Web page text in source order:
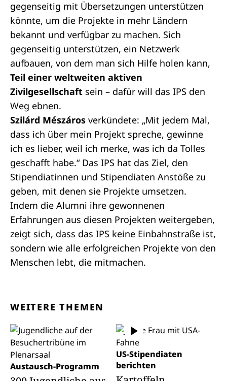
gegenseitig mit Übersetzungen unterstützen
könnte, um die Projekte in mehr Ländern
bekannt und verfügbar zu machen. Sich
gegenseitig unterstützen, ein Netzwerk
aufbauen, von dem man sich Hilfe holen kann,
Teil einer weltweiten aktiven
Zivilgesellschaft sein – dafür will das IPS den
Weg ebnen.
Szilárd Mészáros verkündete: „Mit jedem Mal,
dass ich über mein Projekt spreche, gewinne
ich es lieber, weil ich merke, was ich da Tolles
geschafft habe.“ Das IPS hat das Ziel, den
Stipendiatinnen und Stipendiaten Anstöße zu
geben, mit denen sie Projekte umsetzen.
Indem die Alumni ihre gewonnenen
Erfahrungen aus diesen Projekten weitergeben,
zeigt sich, dass das IPS keine Einbahnstraße ist,
sondern wie alle erfolgreichen Projekte von den
Menschen lebt, die mitmachen.
WEITERE THEMEN
Austausch-Programm
US-Stipendiaten
berichten